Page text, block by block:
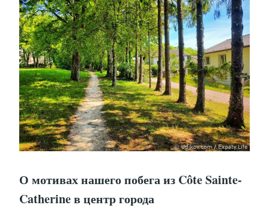
О мотивах нашего побега из Côte Sainte-
Catherine в центр города